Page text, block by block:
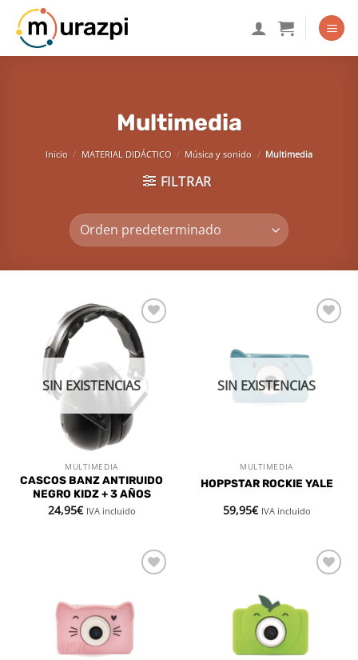
Saltar
contenido
Multimedia
Inicio / MATERIAL DIDÁCTICO / Música y sonido / Multimedia
FILTRAR
Añadir
a la
lista de
SIN EXISTENCIAS
MULTIMEDIA
CASCOS BANZ ANTIRUIDO
NEGRO KIDZ + 3 AÑOS
24,95€ IVA incluido
lista de
SIN EXISTENCIAS
MULTIMEDIA
HOPPSTAR ROCKIE YALE
59,95€ IVA incluido
lista de
deseos
lista de